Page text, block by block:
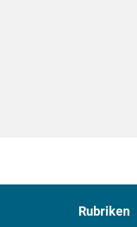
Rubriken